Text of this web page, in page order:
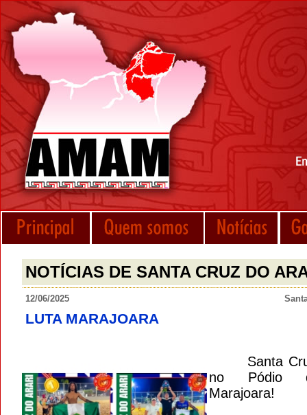
NOTÍCIAS DE SANTA CRUZ DO
12/06/2025
LUTA MARAJOARA
Santa
no Pódio
Marajoara!